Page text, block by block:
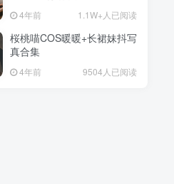
4年前 1.1W+人已阅读
桜桃喵COS暖暖+长裙妹抖写
真合集
4年前 9504人已阅读